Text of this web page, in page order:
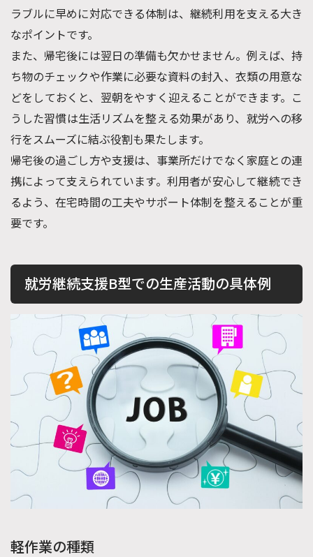
ラブルに早めに対応できる体制は、継続利用を支える大き
なポイントです。
また、帰宅後には翌日の準備も欠かせません。例えば、持
ち物のチェックや作業に必要な資料の封入、衣類の用意な
どをしておくと、翌朝をやすく迎えることができます。こ
うした習慣は生活リズムを整える効果があり、就労への移
行をスムーズに結ぶ役割も果たします。
帰宅後の過ごし方や支援は、事業所だけでなく家庭との連
携によって支えられています。利用者が安心して継続でき
るよう、在宅時間の工夫やサポート体制を整えることが重
要です。
就労継続支援B型での生産活動の具体例
軽作業の種類